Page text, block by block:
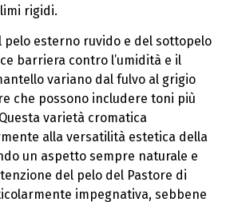
rigidi.
pelo esterno ruvido e del sottopelo
barriera contro l’umidità e il
variano dal fulvo al grigio
che possono includere toni più
varietà cromatica
alla versatilità estetica della
un aspetto sempre naturale e
del pelo del Pastore di
impegnativa, sebbene